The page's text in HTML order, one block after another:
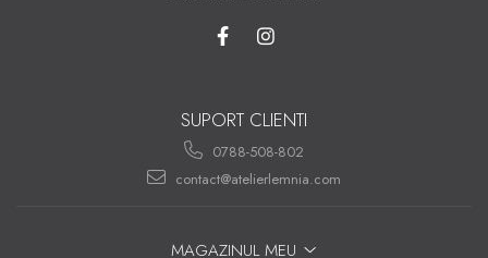
SUPORT CLIENTI
0788-508-802
contact@atelierlemnia.com
MAGAZINUL MEU